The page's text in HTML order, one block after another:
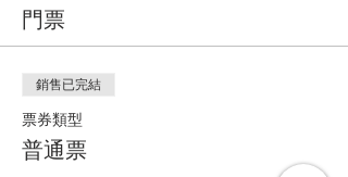
門票
銷售已完結
票券類型
普通票